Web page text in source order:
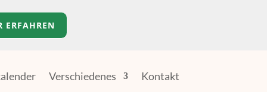
ERFAHREN
Verschiedenes Kontakt